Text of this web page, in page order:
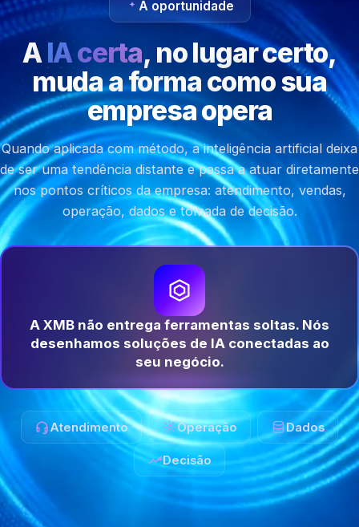
A oportunidade
AIA certa, no lugar certo,
muda a forma como sua
empresa opera
Quando aplicada com método, a inteligência artificial deixa
de ser uma tendência distante e passa a atuar diretamente
nos pontos críticos da empresa: atendimento, vendas,
operação, dados e tomada de decisão.
A XMB não entrega ferramentas soltas. Nós
desenhamos soluções de IA conectadas ao
seu negócio.
Atendimento Operação Dados
Decisão